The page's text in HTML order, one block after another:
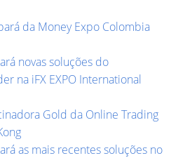
da Money Expo Colombia
novas soluções do
na iFX EXPO International
Gold da Online Trading
as mais recentes soluções no